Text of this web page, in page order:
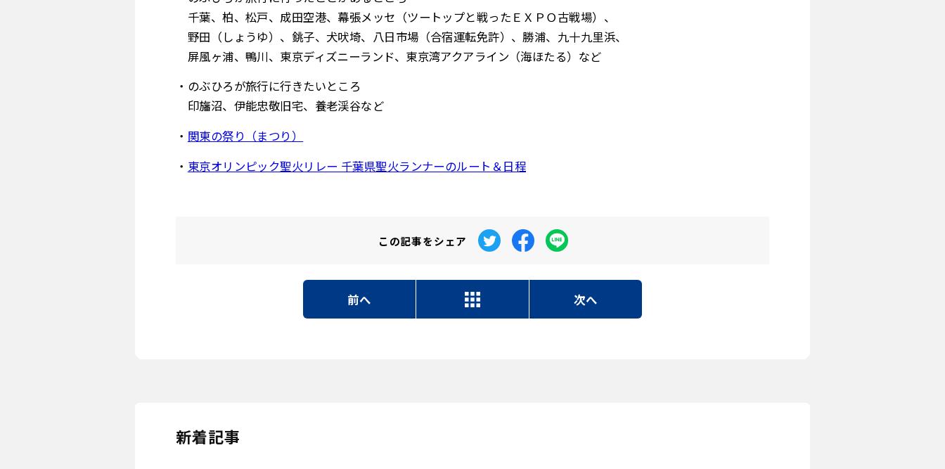
千葉、柏、松戸、成田空港、幕張メッセ（ツートップと戦ったＥＸＰＯ古戦場）、
野田（しょうゆ）、銚子、犬吠埼、八日市場（合宿運転免許）、勝浦、九十九里浜、
屏風ヶ浦、鴨川、東京ディズニーランド、東京湾アクアライン（海ほたる）など
・のぶひろが旅行に行きたいところ
印旛沼、伊能忠敬旧宅、養老渓谷など
・ 関東の祭り（まつり）
・ 東京オリンピック聖火リレー 千葉県聖火ランナーのルート＆日程
この記事をシェア
前へ 次へ
新着記事